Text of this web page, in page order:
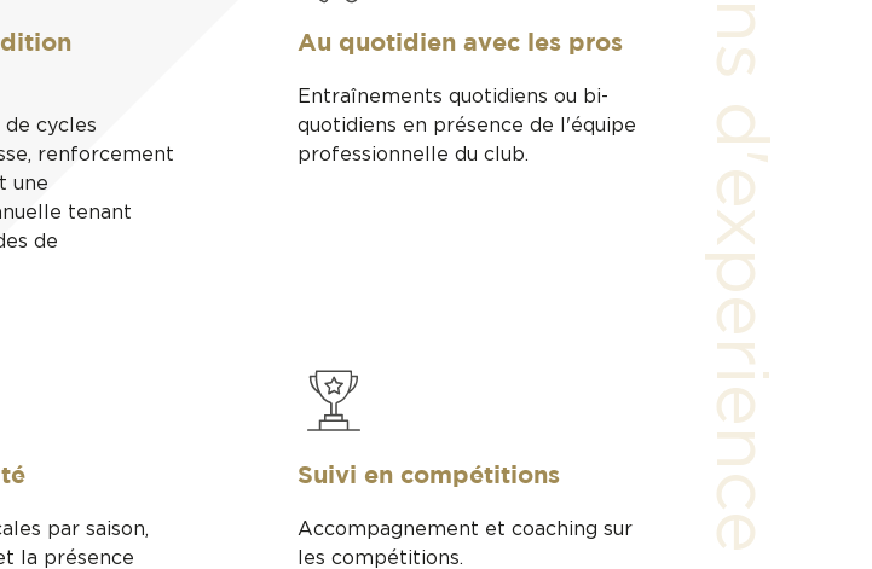
ans d'experience
de cycles
renforcement
une
tenant
de
Au quotidien avec les pros
Entraînements quotidiens ou bi-
quotidiens en présence de l'équipe
professionnelle du club.
par saison,
la présence
Suivi en compétitions
Accompagnement et coaching sur
les compétitions.